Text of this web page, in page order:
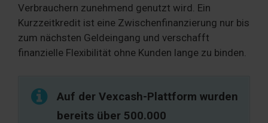
Verbrauchern zunehmend genutzt wird. Ein
Kurzzeitkredit ist eine Zwischenfinanzierung nur bis
zum nächsten Geldeingang und verschafft
finanzielle Flexibilität ohne Kunden lange zu binden.
Auf der Vexcash-Plattform wurden
bereits über 500.000